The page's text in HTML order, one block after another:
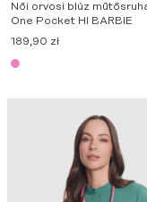
Női orvosi blúz
One Pocket HI BARBIE
189,90 zł